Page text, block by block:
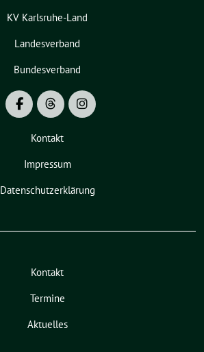
KV Karlsruhe-Land
Landesverband
Bundesverband
Kontakt
Impressum
Datenschutzerklärung
Kontakt
Termine
Aktuelles